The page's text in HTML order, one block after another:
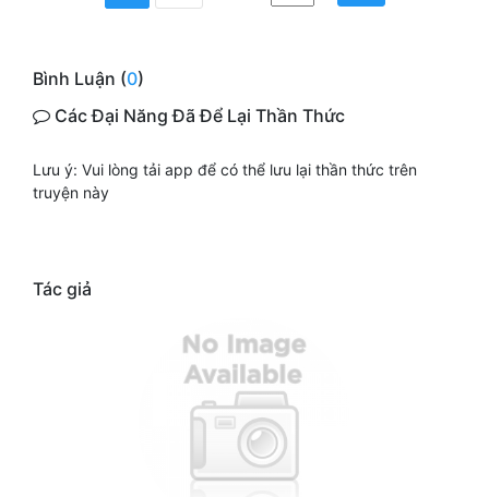
Bình Luận (0)
Các Đại Năng Đã Để Lại Thần Thức
Lưu ý: Vui lòng tải app để có thể lưu lại thần thức trên
truyện này
Tác giả